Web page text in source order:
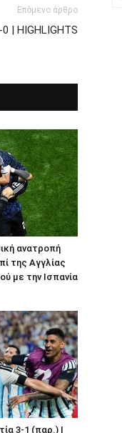
Επόμενο άρθρο
| HIGHLIGHTS
ανατροπή
της Αγγλίας
με την Ισπανία
3-1 (παρ.) |